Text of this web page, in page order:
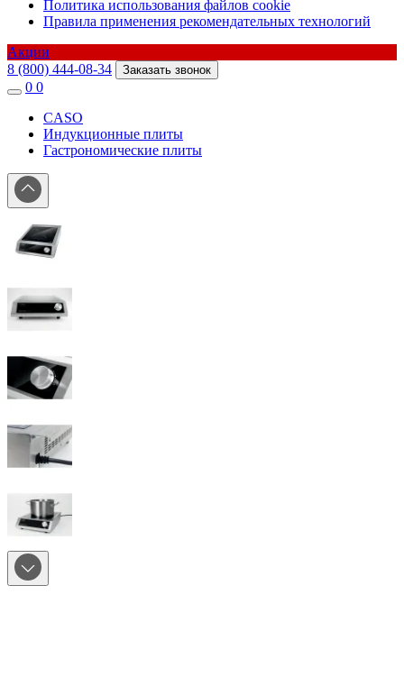
Политика использования файлов cookie
Правила применения рекомендательных технологий
Акции
8 (800) 444-08-34
Заказать звонок
0 0
CASO
Индукционные плиты
Гастрономические плиты